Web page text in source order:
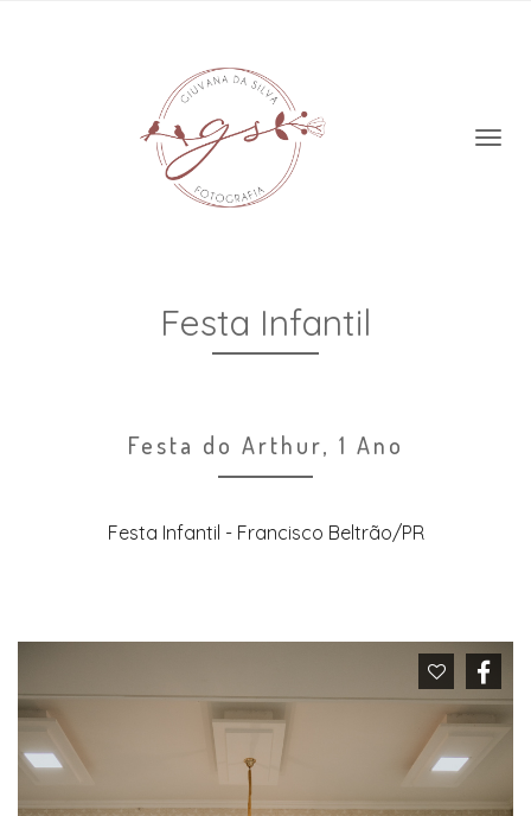
Festa Infantil
Festa do Arthur, 1 Ano
Festa Infantil - Francisco Beltrão/PR